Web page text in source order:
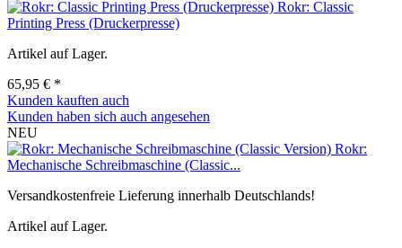
Rokr: Classic
Printing Press (Druckerpresse)
Artikel auf Lager.
65,95 € *
Kunden kauften auch
Kunden haben sich auch angesehen
NEU
Rokr:
Mechanische Schreibmaschine (Classic...
Versandkostenfreie Lieferung innerhalb Deutschlands!
Artikel auf Lager.